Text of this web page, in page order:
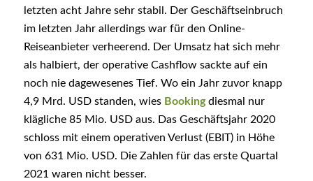
letzten acht Jahre sehr stabil. Der Geschäftseinbruch
im letzten Jahr allerdings war für den Online-
Reiseanbieter verheerend. Der Umsatz hat sich mehr
als halbiert, der operative Cashflow sackte auf ein
noch nie dagewesenes Tief. Wo ein Jahr zuvor knapp
4,9 Mrd. USD standen, wies Bookingdiesmal nur
klägliche 85 Mio. USD aus. Das Geschäftsjahr 2020
schloss mit einem operativen Verlust (EBIT) in Höhe
von 631 Mio. USD. Die Zahlen für das erste Quartal
2021 waren nicht besser.